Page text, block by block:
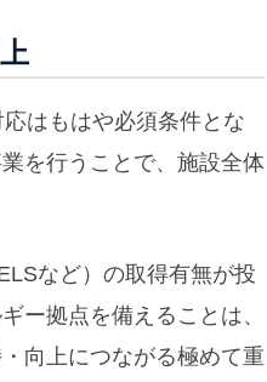
はもはや必須条件とな
を行うことで、施設全体
など）の取得有無が投
ー拠点を備えることは、
向上につながる極めて重